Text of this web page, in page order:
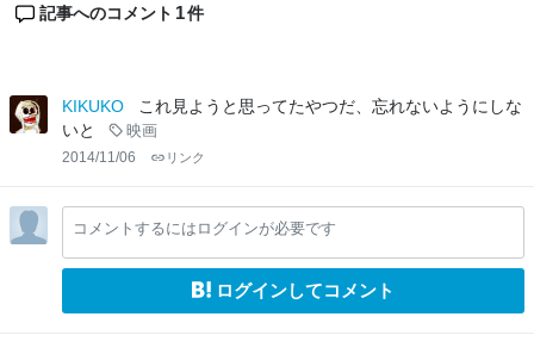
記事へのコメント 1件
KIKUKO
これ見ようと思ってたやつだ、忘れないようにしな
いと
映画
2014/11/06 リンク
コメントするにはログインが必要です
ログインしてコメント